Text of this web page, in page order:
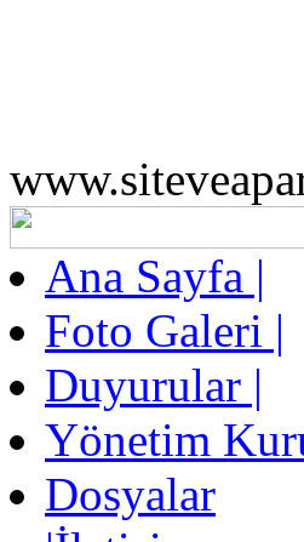
Ana Sayfa |
Foto Galeri |
Duyurular |
Yönetim
Dosyalar